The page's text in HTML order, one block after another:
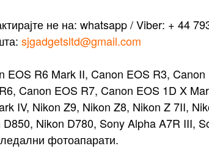
не на: whatsapp / Viber: + 44
sjgadgetsltd@gmail.com
EOS R6 Mark II, Canon EOS R3,
Canon EOS R7, Canon EOS 1D X
IV, Nikon Z9, Nikon Z8, Nikon Z 7II,
D850, Nikon D780, Sony Alpha A7R III,
фотоапарати.